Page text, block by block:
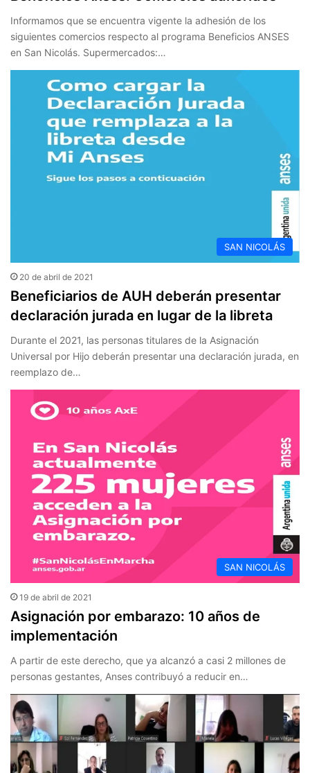
Informamos que se encuentra vigente la adhesión de los
siguientes comercios respecto al programa Beneficios ANSES
en San Nicolás. Supermercados:…
SAN NICOLÁS
20 de abril de 2021
Beneficiarios de AUH deberán presentar
declaración jurada en lugar de la libreta
Durante el 2021, las personas titulares de la Asignación
Universal por Hijo deberán presentar una declaración jurada, en
reemplazo de…
SAN NICOLÁS
19 de abril de 2021
Asignación por embarazo: 10 años de
implementación
A partir de este derecho, que ya alcanzó a casi 2 millones de
personas gestantes, Anses contribuyó a reducir en…